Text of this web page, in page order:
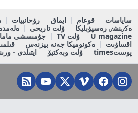
ساياسات قوعام ايماق رۋحانييات
ەكٸنشٸ رەسپۋبليكا
ۇلت تاريحى
U magazine
ۇلت TV
جۇمىسشى
اقساۋىت
ەكونوميكا جەنە بيزنەس
پوستtimes
ۇلت وبەكتيۆ ايتىلدى -